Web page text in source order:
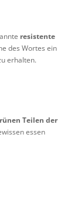
resistente
des Wortes ein
erhalten.
Teilen der
essen